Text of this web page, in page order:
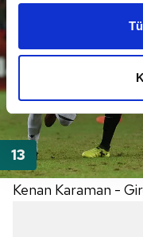
daha iyi reklam
amacımızın size
elimizden gelen
kalemimiz olduğunu
Her halükârda,
takdirde, kullanıcılara
Kenan Karaman -